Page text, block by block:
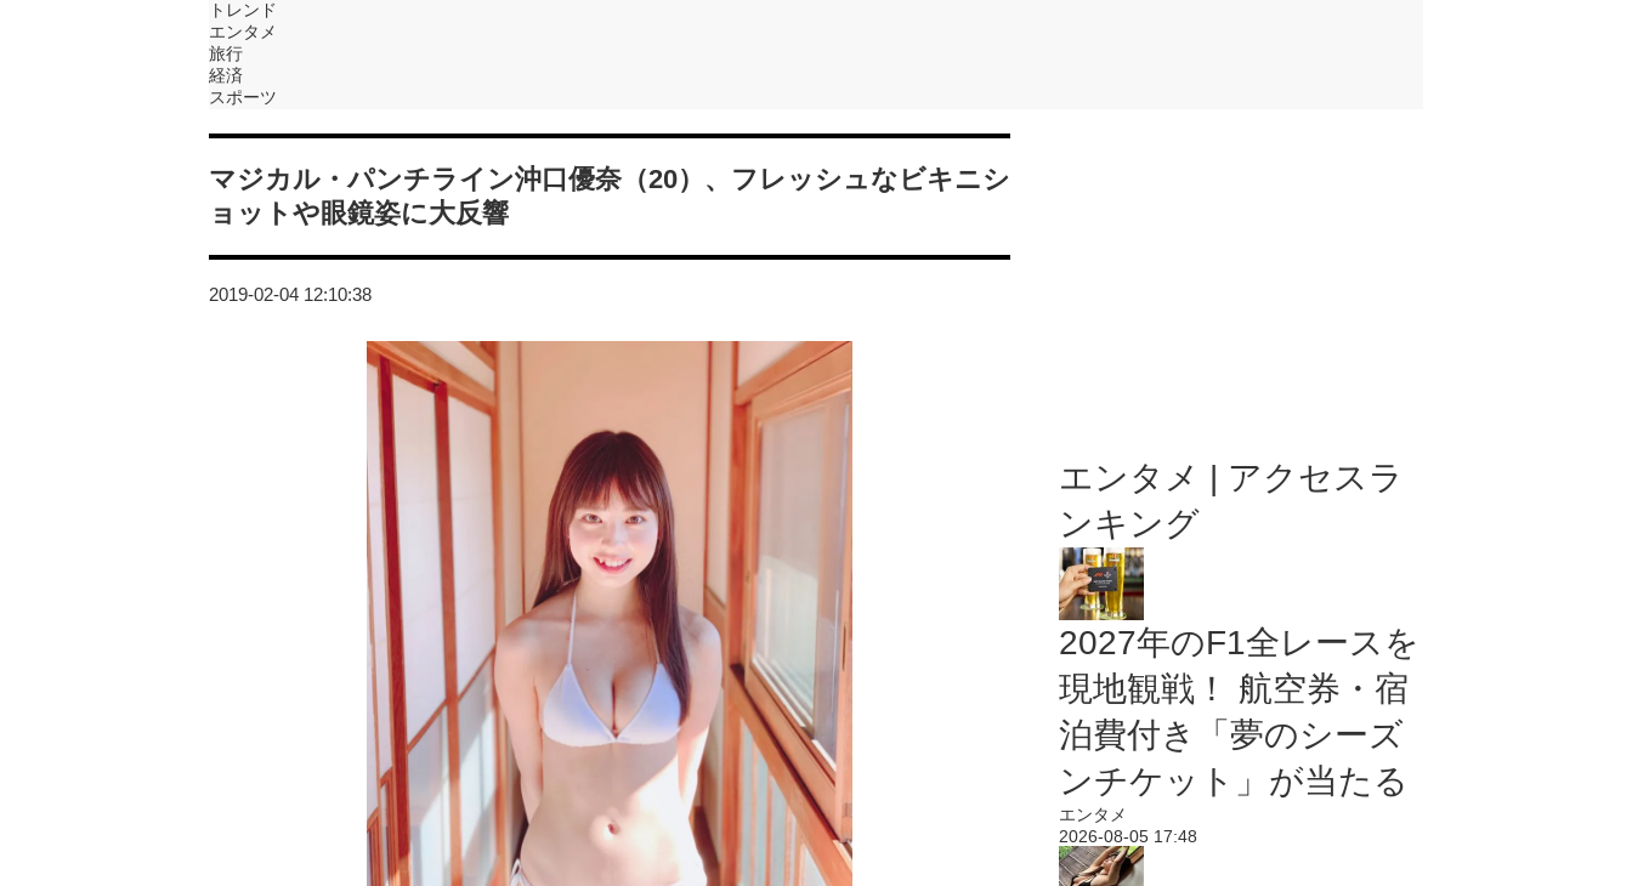
トレンド
エンタメ
旅行
経済
スポーツ
マジカル・パンチライン沖口優奈（20）、フレッシュなビキニシ
ョットや眼鏡姿に大反響
2019-02-04 12:10:38
エンタメ | アクセスラ
ンキング
2027年のF1全レースを
現地観戦！ 航空券・宿
泊費付き「夢のシーズ
ンチケット」が当たる
エンタメ
2026-08-05 17:48